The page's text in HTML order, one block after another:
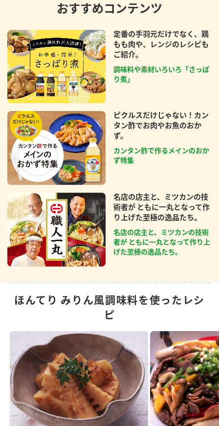
おすすめコンテンツ
定番の手羽元だけでなく、鶏
もも肉や、レンジのレシピも
ご紹介。
調味料や素材いろいろ「さっぱ
り煮」
ピクルスだけじゃない！カン
タン酢でお肉やお魚のおか
ず。
カンタン酢で作るメインのおか
ず特集
名店の店主と、ミツカンの技
術者が ともに一丸となって作
り上げた至極の逸品たち。
名店の店主と、ミツカンの技術
者が ともに一丸となって作り上
げた至極の逸品たち。
ほんてり みりん風調味料を使ったレシ
ピ